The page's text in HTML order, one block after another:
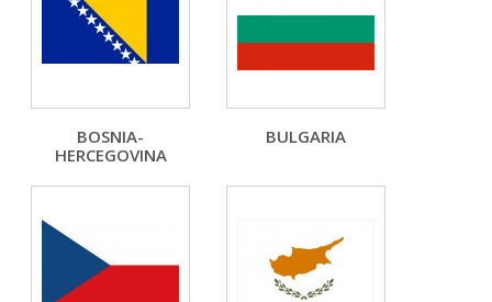
BOSNIA-
HERCEGOVINA
BULGARIA